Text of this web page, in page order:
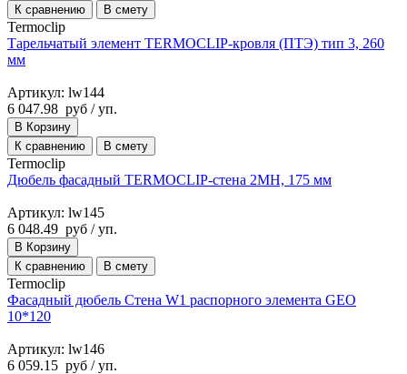
К сравнению
В смету
Termoclip
Тарельчатый элемент TERMOCLIP-кровля (ПТЭ) тип 3, 260
мм
Артикул: lw144
6 047.98 руб / уп.
В Корзину
К сравнению
В смету
Termoclip
Дюбель фасадный TERMOCLIP-стена 2MH, 175 мм
Артикул: lw145
6 048.49 руб / уп.
В Корзину
К сравнению
В смету
Termoclip
Фасадный дюбель Стена W1 распорного элемента GEO
10*120
Артикул: lw146
6 059.15 руб / уп.